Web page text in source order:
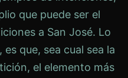
que puede ser el
a San José. Lo
que, sea cual sea la
el elemento más